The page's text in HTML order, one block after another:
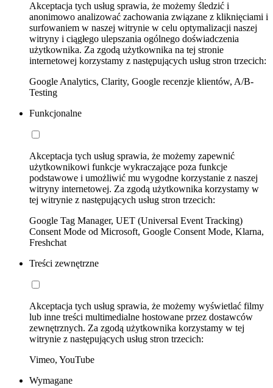
Akceptacja tych usług sprawia, że możemy śledzić i
anonimowo analizować zachowania związane z kliknięciami i
surfowaniem w naszej witrynie w celu optymalizacji naszej
witryny i ciągłego ulepszania ogólnego doświadczenia
użytkownika. Za zgodą użytkownika na tej stronie
internetowej korzystamy z następujących usług stron trzecich:
Google Analytics, Clarity, Google recenzje klientów, A/B-
Testing
Funkcjonalne
Akceptacja tych usług sprawia, że możemy zapewnić
użytkownikowi funkcje wykraczające poza funkcje
podstawowe i umożliwić mu wygodne korzystanie z naszej
witryny internetowej. Za zgodą użytkownika korzystamy w
tej witrynie z następujących usług stron trzecich:
Google Tag Manager, UET (Universal Event Tracking)
Consent Mode od Microsoft, Google Consent Mode, Klarna,
Freshchat
Treści zewnętrzne
Akceptacja tych usług sprawia, że możemy wyświetlać filmy
lub inne treści multimedialne hostowane przez dostawców
zewnętrznych. Za zgodą użytkownika korzystamy w tej
witrynie z następujących usług stron trzecich:
Vimeo, YouTube
Wymagane